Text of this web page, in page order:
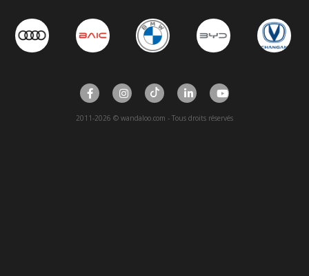
2011-2026 © wandaloo.com - Tous droits réservés